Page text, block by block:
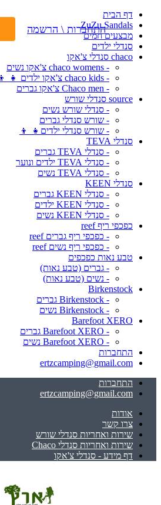
דף הבית
ZuZu Sandals
מבצעים חמים
סנדלי ילדים
chaco סנדלי צ'אקו
- chaco womens צ'אקו נשים
- chaco kids צ'אקו ילדים 👧 👦
- Chaco men צ'אקו גברים
source סנדלי שורש
- סנדלי שורש נשים
- שורש סנדלי גברים
- שורש סנדלי ילדים👧 👦
סנדלי TEVA
- סנדלי TEVA גברים
- סנדלי TEVA ילדים ונוער
- סנדלי TEVA נשים
סנדלי KEEN
- סנדלי KEEN גברים
- סנדלי KEEN ילדים
- סנדלי KEEN נשים
כפכפי ריף reef
- כפכפי ריף גברים reef
- כפכפי ריף נשים reef
טבע נאות כפכפים
- גברים (טבע נאות)
- נשים (טבע נאות)
Birkenstock
- Birkenstock גברים
- Birkenstock נשים
Barefoot XERO
- Barefoot XERO גברים
- Barefoot XERO נשים
התחברות
ertzcamping@gmail.com
התחברות
ertzcamping@gmail.com
אודות
צרו קשר
שירות ואחריות סנדלי שורש
שירות ואחריות סנדלי Chaco
דף מידע - סנדלי צ'אקו
התחברות \ הרשמה